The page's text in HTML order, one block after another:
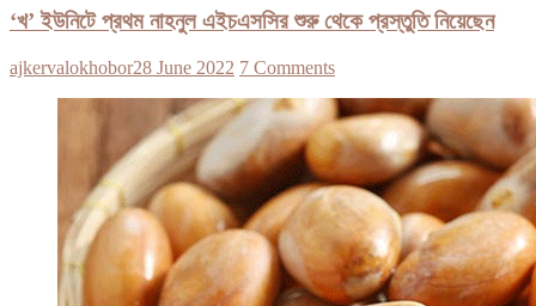
‘খ’ ইউনিটে প্রথম নাহনুল এইচএসসির শুরু থেকে প্রস্তুতি নিয়েছেন
ajkervalokhobor28 June 2022 7 Comments